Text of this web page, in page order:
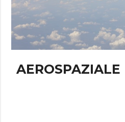
AEROSPAZIALE